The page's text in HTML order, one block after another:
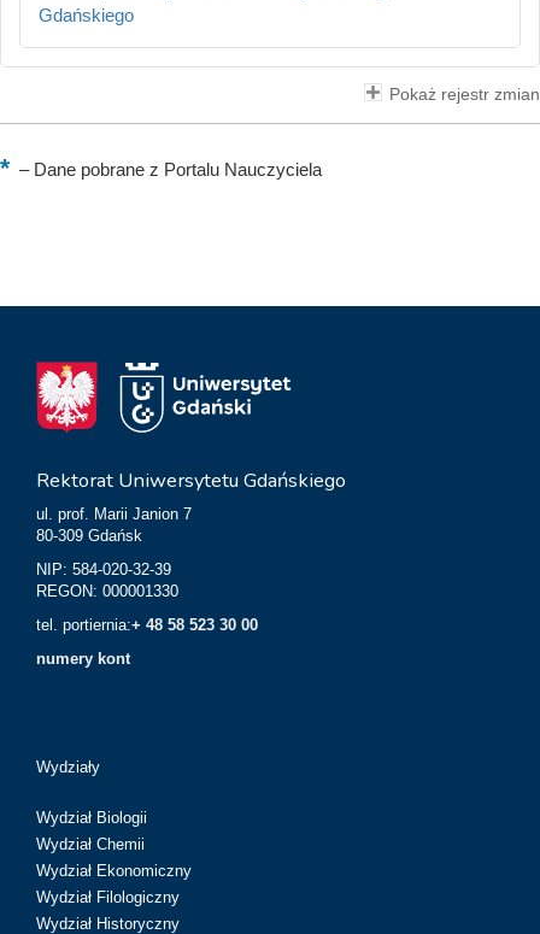
Gdańskiego
Pokaż rejestr zmian
–Dane pobrane z Portalu Nauczyciela
Rektorat Uniwersytetu Gdańskiego
ul. prof. Marii Janion 7
80-309 Gdańsk
NIP: 584-020-32-39
REGON: 000001330
tel. portiernia:+ 48 58 523 30 00
numery kont
Wydziały
Wydział Biologii
Wydział Chemii
Wydział Ekonomiczny
Wydział Filologiczny
Wydział Historyczny